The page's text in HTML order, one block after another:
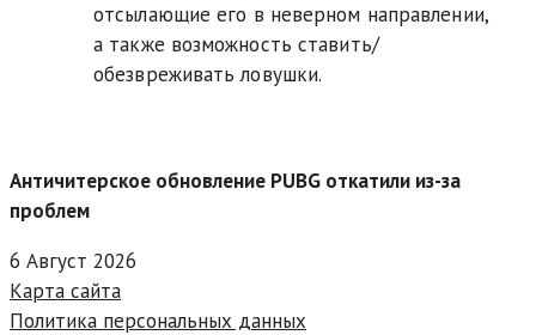
отсылающие его в неверном направлении,
а также возможность ставить/
обезвреживать ловушки.
Античитерское обновление PUBG откатили из-за
проблем
6 Август 2026
Карта сайта
Политика персональных данных